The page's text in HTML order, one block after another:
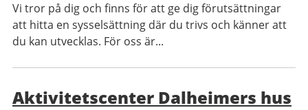
Vi tror på dig och finns för att ge dig förutsättningar
att hitta en sysselsättning där du trivs och känner att
du kan utvecklas. För oss är...
Aktivitetscenter Dalheimers hus